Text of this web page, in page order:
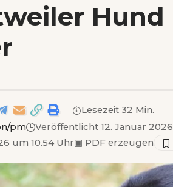
Hund
pm
Veröffentlicht 12. Januar
um 10.54 Uhr▣ PDF erzeugen
Lesezeit 32 Min.